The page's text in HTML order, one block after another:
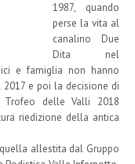
1987, quando
perse la vita al
canalino Due
Dita nel
e famiglia non hanno
e poi la decisione di
Trofeo delle Valli 2018
riedizione della antica
allestita dal Gruppo